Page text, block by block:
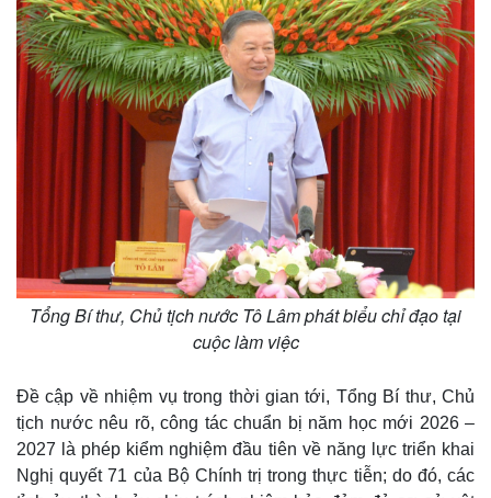
Tổng Bí thư, Chủ tịch nước Tô Lâm phát biểu chỉ đạo tại
cuộc làm việc
Đề cập về nhiệm vụ trong thời gian tới, Tổng Bí thư, Chủ
tịch nước nêu rõ, công tác chuẩn bị năm học mới 2026 –
2027 là phép kiểm nghiệm đầu tiên về năng lực triển khai
Nghị quyết 71 của Bộ Chính trị trong thực tiễn; do đó, các